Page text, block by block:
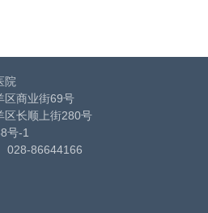
院
区商业街69号
顺上街280号
号-1
86644166